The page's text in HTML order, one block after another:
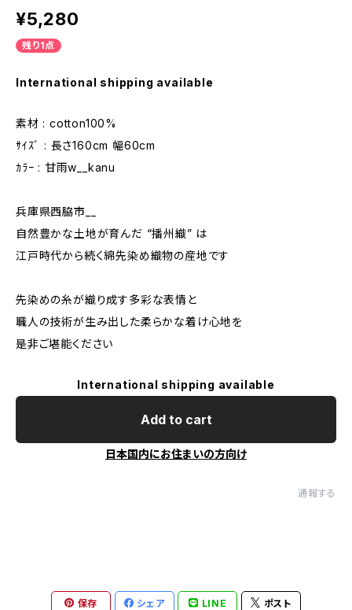
¥5,280
残り1点
International shipping available
素材 : cotton100%
ｻｲｽﾞ : 長さ160cm 幅60cm
ｶﾗｰ : 甘雨w__kanu
兵庫県西脇市__
自然豊かな土地が育んだ “播州織” は
江戸時代から続く綿先染め織物の産地です
先染めの糸が織り成す多彩な表情と
職人の技術が生み出した柔らかな着け心地を
是非ご堪能ください
International shipping available
Add to cart
日本国内にお住まいの方向け
通報する
保存 シェア LINE ポスト